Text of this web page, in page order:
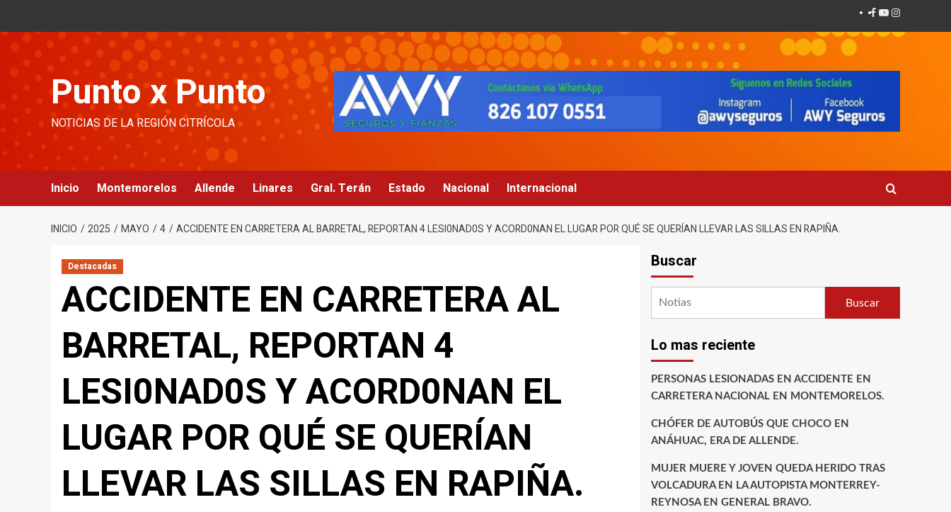
contenido
Facebook
Youtube
Instagram
Punto x Punto
NOTICIAS DE LA REGIÓN CITRÍCOLA
Inicio Montemorelos Allende Linares Gral. Terán Estado Nacional Internacional
INICIO 2025 MAYO 4 ACCIDENTE EN CARRETERA AL BARRETAL, REPORTAN 4 LESI0NAD0S Y ACORD0NAN EL LUGAR POR QUÉ SE QUERÍAN LLEVAR LAS SILLAS EN RAPIÑA.
Destacadas
ACCIDENTE EN CARRETERA AL
BARRETAL, REPORTAN 4
LESI0NAD0S Y ACORD0NAN EL
LUGAR POR QUÉ SE QUERÍAN
LLEVAR LAS SILLAS EN RAPIÑA.
Buscar
Buscar
Lo mas reciente
PERSONAS LESIONADAS EN ACCIDENTE EN
CARRETERA NACIONAL EN MONTEMORELOS.
CHÓFER DE AUTOBÚS QUE CHOCO EN
ANÁHUAC, ERA DE ALLENDE.
MUJER MUERE Y JOVEN QUEDA HERIDO TRAS
VOLCADURA EN LA AUTOPISTA MONTERREY-
REYNOSA EN GENERAL BRAVO.